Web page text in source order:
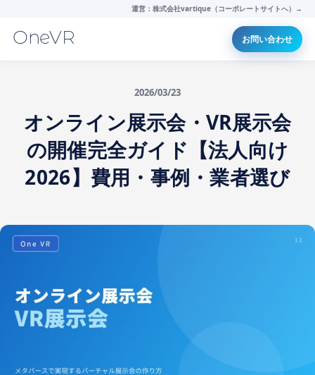
運営：株式会社vartique（コーポレートサイトへ）→
OneVR お問い合わせ
2026/03/23
オンライン展示会・VR展示会
の開催完全ガイド【法人向け
2026】費用・事例・業者選び